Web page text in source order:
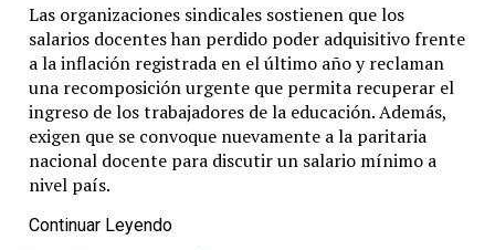
Las organizaciones sindicales sostienen que los
salarios docentes han perdido poder adquisitivo frente
a la inflación registrada en el último año y reclaman
una recomposición urgente que permita recuperar el
ingreso de los trabajadores de la educación. Además,
exigen que se convoque nuevamente a la paritaria
nacional docente para discutir un salario mínimo a
nivel país.
Continuar Leyendo